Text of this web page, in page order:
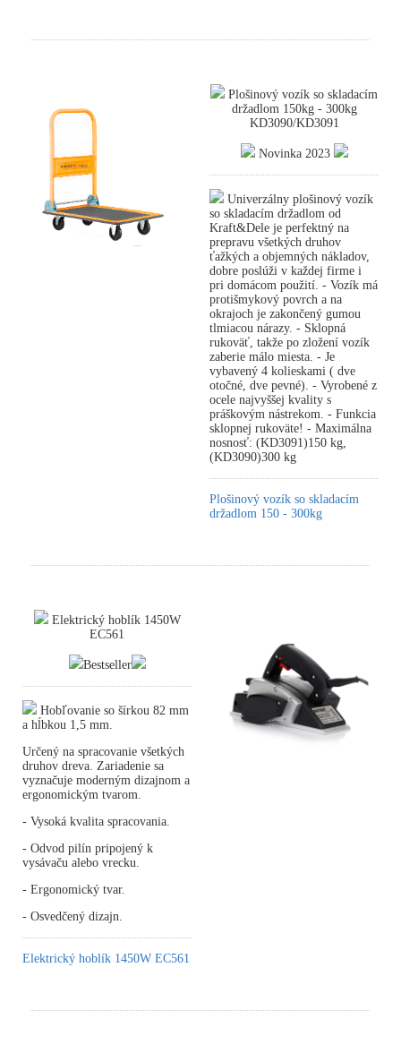
Plošinový vozík so skladacím
držadlom 150kg - 300kg
KD3090/KD3091
Novinka 2023
Univerzálny plošinový vozík
so skladacím držadlom od
Kraft&Dele je perfektný na
prepravu všetkých druhov
ťažkých a objemných nákladov,
dobre poslúži v každej firme i
pri domácom použití. - Vozík má
protišmykový povrch a na
okrajoch je zakončený gumou
tlmiacou nárazy. - Sklopná
rukoväť, takže po zložení vozík
zaberie málo miesta. - Je
vybavený 4 kolieskami ( dve
otočné, dve pevné). - Vyrobené z
ocele najvyššej kvality s
práškovým nástrekom. - Funkcia
sklopnej rukoväte! - Maximálna
nosnosť: (KD3091)150 kg,
(KD3090)300 kg
Plošinový vozík so skladacím
držadlom 150 - 300kg
Elektrický hoblík 1450W
EC561
Bestseller
Hobľovanie so šírkou 82 mm
a hĺbkou 1,5 mm.
Určený na spracovanie všetkých
druhov dreva. Zariadenie sa
vyznačuje moderným dizajnom a
ergonomickým tvarom.
- Vysoká kvalita spracovania.
- Odvod pilín pripojený k
vysávaču alebo vrecku.
- Ergonomický tvar.
- Osvedčený dizajn.
Elektrický hoblík 1450W EC561